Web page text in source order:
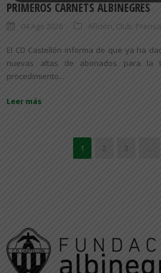
PRIMEROS CARNETS ALBINEGRES
04 Ago 2026 Afición, Club , Prensa
El CD Castellón informa de que ya ha
nuevas altas de abonados para la
procedimiento...
Leer más
1 2 3 …